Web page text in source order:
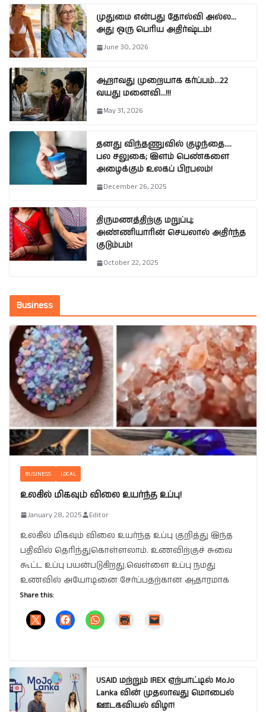
முதுமை என்பது தோல்வி அல்ல…
அது ஒரு பெரிய அதிர்ஷ்டம்!
June 30, 2026
ஆறாவது முறையாக கர்ப்பம்…22
வயது மனைவி…!!!
May 31, 2026
தனது விந்தணுவில் குழந்தை….
பல சலுகை; இளம் பெண்களை
அழைக்கும் உலகப் பிரபலம்!
December 26, 2025
திருமணத்திற்கு மறுப்பு;
அண்ணியாரின் செயலால் அதிர்ந்த
குடும்பம்!
October 22, 2025
Business
BUSINESS LOCAL
உலகில் மிகவும் விலை உயர்ந்த உப்பு!
January 28, 2025 Editor
உலகில் மிகவும் விலை உயர்ந்த உப்பு குறித்து இந்த
பதிவில் தெரிந்துகொள்ளலாம். உணவிற்குச் சுவை
கூட்ட உப்பு பயன்படுகிறது.வெள்ளை உப்பு நமது
உணவில் அயோடினை சேர்ப்பதற்கான ஆதாரமாக
Share this:
USAID மற்றும் IREX ஏற்பாட்டில் MoJo
Lanka வின் முதலாவது மொபைல்
ஊடகவியல் விழா!